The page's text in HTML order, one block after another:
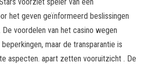
het geven geïnformeerd beslissingen
voordelen van het casino wegen
maar de transparantie is
aspecten. apart zetten vooruitzicht . De